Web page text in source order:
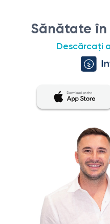
Sănătate
Descărcați